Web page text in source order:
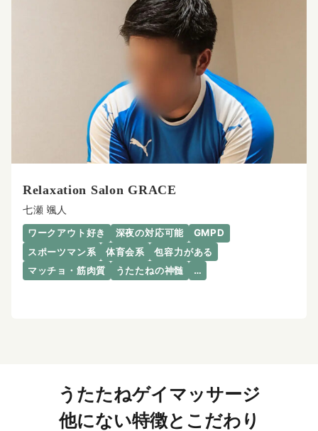
Relaxation Salon GRACE
七瀬 颯人
ワークアウト好き 深夜の対応可能
GMPD
スポーツマン系
体育会系
包容力がある
マッチョ・筋肉質
うたたねの神髄 …
うたたねゲイマッサージ
他にない特徴とこだわり